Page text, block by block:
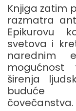
Knjiga zatim
razmatra
Epikurovu
svetova i
narednim
mogućnost
širenja
buduće
čovečanstva.